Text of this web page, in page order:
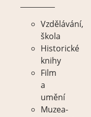
Vzdělávání,
škola
Historické
knihy
Film
a
umění
Muzea-